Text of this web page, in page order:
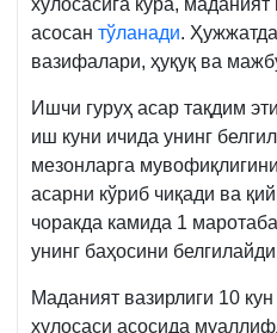
асосан тўланади.
вазифалари, ҳуқуқ ва
Ишчи гуруҳ асар тақдим
иш куни ичида унинг
мезонларга
асарни кўриб чиқади ва
чоракда камида 1
унинг баҳосини
Маданият вазирлиги 10
хулосаси асосида